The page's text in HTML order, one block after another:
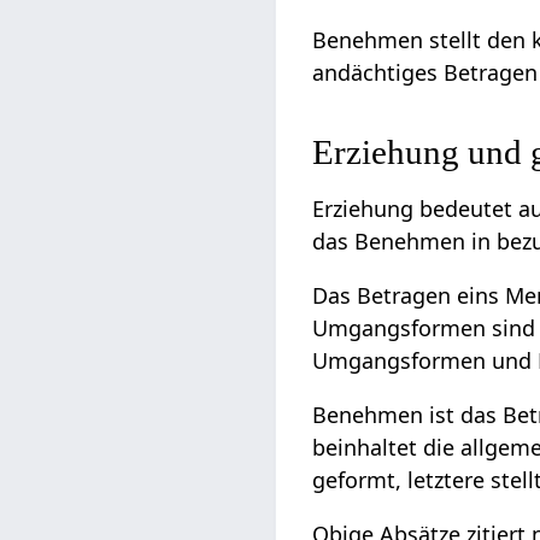
Benehmen stellt den
andächtiges
Erziehung und
Erziehung bedeutet
das Benehmen in
Das Betragen eins
Umgangsformen
Umgangsformen
Benehmen ist das
beinhaltet die
geformt, letztere